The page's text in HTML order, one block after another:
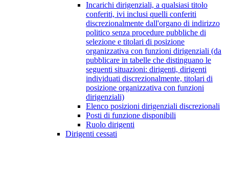
Incarichi dirigenziali, a qualsiasi titolo
conferiti, ivi inclusi quelli conferiti
discrezionalmente dall'organo di indirizzo
politico senza procedure pubbliche di
selezione e titolari di posizione
organizzativa con funzioni dirigenziali (da
pubblicare in tabelle che distinguano le
seguenti situazioni: dirigenti, dirigenti
individuati discrezionalmente, titolari di
posizione organizzativa con funzioni
dirigenziali)
Elenco posizioni dirigenziali discrezionali
Posti di funzione disponibili
Ruolo dirigenti
Dirigenti cessati